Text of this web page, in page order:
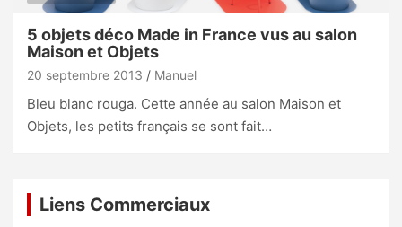
5 objets déco Made in France vus au salon
Maison et Objets
20 septembre 2013 Manuel
Bleu blanc rouga. Cette année au salon Maison et
Objets, les petits français se sont fait…
Liens Commerciaux